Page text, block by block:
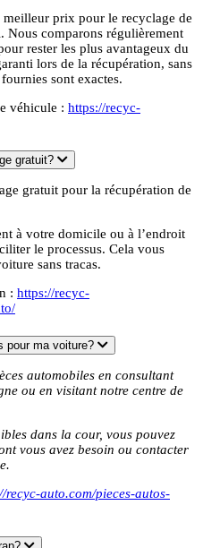
prix pour le recyclage de
Nous comparons régulièrement
rester les plus avantageux du
lors de la récupération, sans
sont exactes.
véhicule : https://recyc-
gratuit?
gratuit pour la récupération de
à votre domicile ou à l’endroit
le processus. Cela vous
sans tracas.
: https://recyc-
pour ma voiture?
automobiles en consultant
ou en visitant notre centre de
dans la cour, vous pouvez
vous avez besoin ou contacter
recyc-auto.com/pieces-autos-